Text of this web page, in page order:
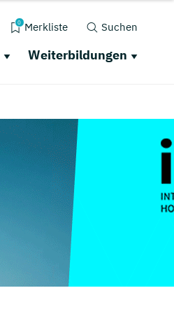
0 Merkliste Suchen
Weiterbildungen